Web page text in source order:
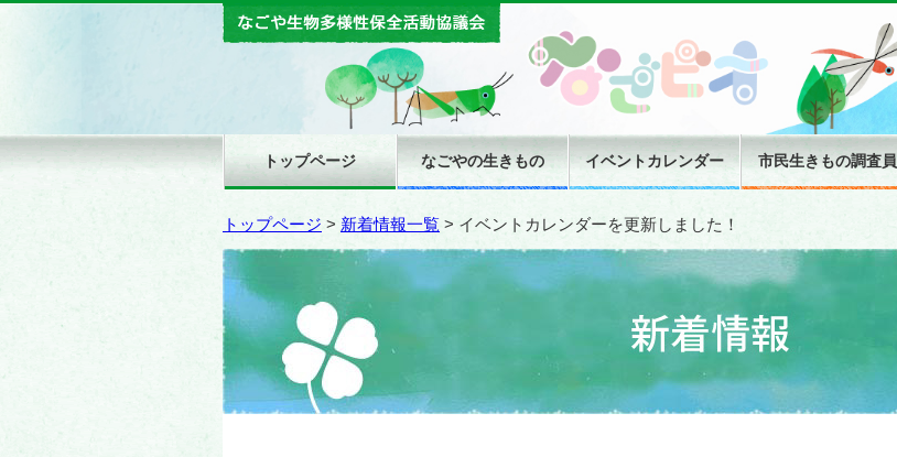
トップページ なごやの生きもの イベントカレンダー 市民生きもの調査員
トップページ > 新着情報一覧 > イベントカレンダーを更新しました！